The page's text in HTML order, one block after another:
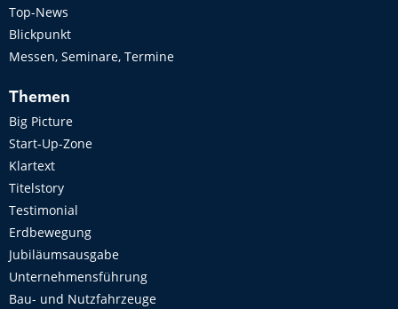
Top-News
Blickpunkt
Messen, Seminare, Termine
Themen
Big Picture
Start-Up-Zone
Klartext
Titelstory
Testimonial
Erdbewegung
Jubiläumsausgabe
Unternehmensführung
Bau- und Nutzfahrzeuge